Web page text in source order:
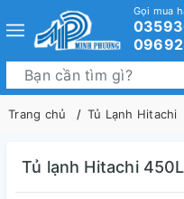
Gọi mua
Trang chủ Tủ Lạnh Hitachi
Tủ lạnh Hitachi